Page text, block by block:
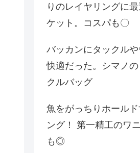
りのレイヤリングに
ケット。コスパも〇
バッカンにタックル
快適だった。シマノ
クルバッグ
魚をがっちりホール
ング！ 第一精工のワ
も◎